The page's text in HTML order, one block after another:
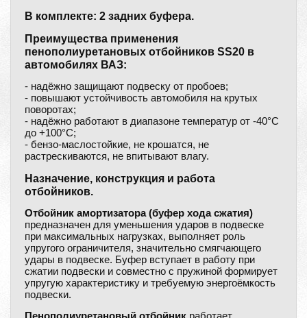
В комплекте: 2 задних буфера.
Преимущества применения
пенополиуретановых отбойников SS20 в
автомобилях ВАЗ:
- надёжно защищают подвеску от пробоев;
- повышают устойчивость автомобиля на крутых
поворотах;
- надёжно работают в диапазоне температур от -40°С
до +100°С;
- бензо-маслостойкие, не крошатся, не
растрескиваются, не впитывают влагу.
Назначение, конструкция и работа
отбойников.
Отбойник амортизатора (буфер хода сжатия)
предназначен для уменьшения ударов в подвеске
при максимальных нагрузках, выполняет роль
упругого ограничителя, значительно смягчающего
удары в подвеске. Буфер вступает в работу при
сжатии подвески и совместно с пружиной формирует
упругую характеристику и требуемую энергоёмкость
подвески.